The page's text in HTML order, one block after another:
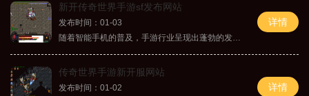
新开传奇世界手游sf发布网站
发布时间：01-03
详情
传奇世界手游新开服网站
发布时间：01-02
详情